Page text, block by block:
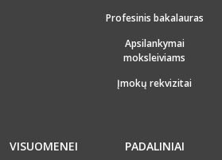
Profesinis bakalauras
Apsilankymai
moksleiviams
Įmokų rekvizitai
VISUOMENEI PADALINIAI